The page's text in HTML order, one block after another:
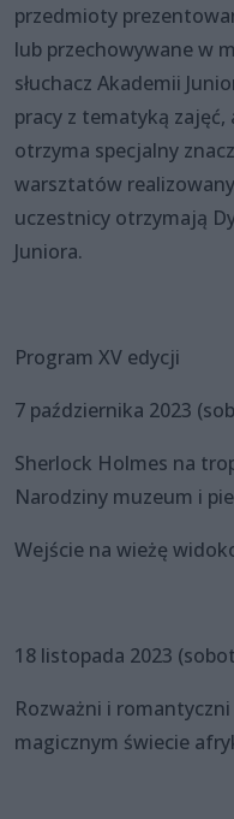
przedmioty
lub przechowywane w
słuchacz Akademii
pracy z tematyką zajęć,
otrzyma specjalny
warsztatów
uczestnicy otrzymają
Juniora.
Program XV edycji
7 października 2023
Sherlock Holmes na
Narodziny muzeum i
Wejście na wieżę
18 listopada 2023
Rozważni i
magicznym świecie